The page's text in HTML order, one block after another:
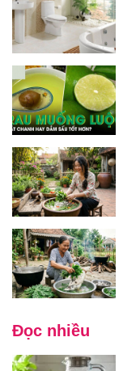
Đọc nhiều